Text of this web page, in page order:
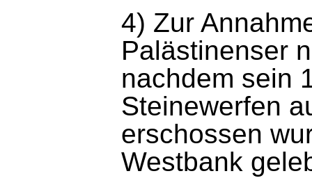
4) Zur
Palästinenser
nachdem sein
Steinewerfen
erschossen
Westbank